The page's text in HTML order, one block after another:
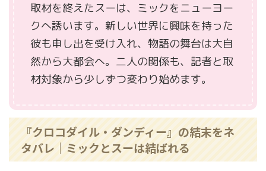
取材を終えたスーは、ミックをニューヨー
クへ誘います。新しい世界に興味を持った
彼も申し出を受け入れ、物語の舞台は大自
然から大都会へ。二人の関係も、記者と取
材対象から少しずつ変わり始めます。
『クロコダイル・ダンディー』の結末をネ
タバレ｜ミックとスーは結ばれる